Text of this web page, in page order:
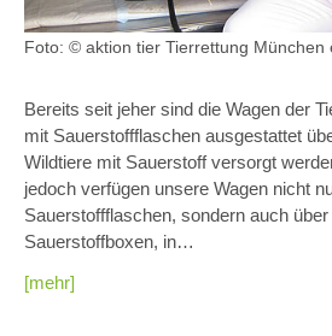
Foto: © aktion tier Tierrettung München
Bereits seit jeher sind die Wagen der
mit Sauerstoffflaschen ausgestattet
Wildtiere mit Sauerstoff versorgt
jedoch verfügen unsere Wagen nicht
Sauerstoffflaschen, sondern auch
Sauerstoffboxen, in…
[mehr]